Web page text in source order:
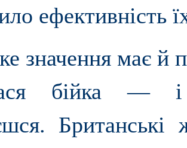
ефективність
значення має й
бійка —